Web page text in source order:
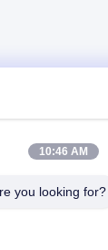
10:46 AM
you looking for?